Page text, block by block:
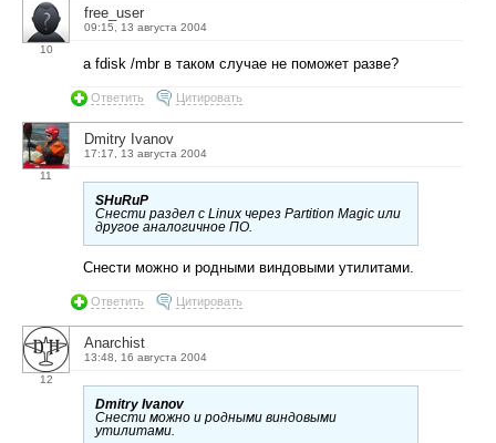
10
free_user
09:15, 13 августа 2004
a fdisk /mbr в таком случае не поможет разве?
Ответить Цитировать
11
Dmitry Ivanov
17:17, 13 августа 2004
SHuRuP
Снести раздел с Linux через Partition Magic или
другое аналогичное ПО.
Снести можно и родными виндовыми утилитами.
Ответить Цитировать
12
Anarchist
13:48, 16 августа 2004
Dmitry Ivanov
Снести можно и родными виндовыми
утилитами.